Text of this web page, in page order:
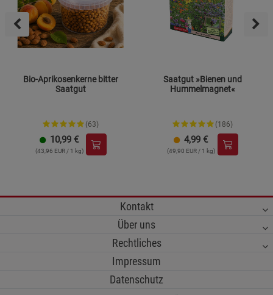
Bio-Aprikosenkerne bitter
Saatgut
(63)
10,99 €
(43,96 EUR / 1 kg)
Saatgut »Bienen und
Hummelmagnet«
(186)
4,99 €
(49,90 EUR / 1 kg)
Kontakt
Über uns
Rechtliches
Impressum
Datenschutz